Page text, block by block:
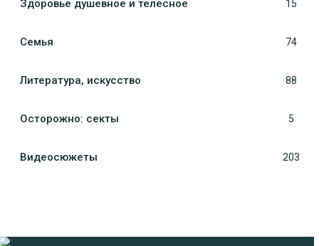
Здоровье душевное и телесное 15
Семья 74
Литература, искуcство 88
Осторожно: секты 5
Видеосюжеты 203